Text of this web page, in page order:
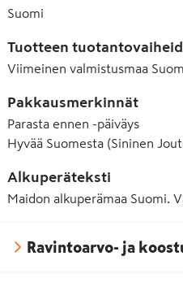
Suomi
Tuotteen
Viimeinen valmistusmaa
Pakkausmerkinnät
Parasta ennen -päiväys
Hyvää Suomesta (Sininen
Alkuperäteksti
Maidon alkuperämaa Suomi.
Ravintoarvo- ja